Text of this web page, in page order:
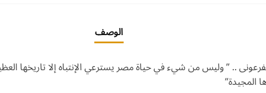
الوصف
.. ” وليس من شيء في حياة مصر يسترعي الإنتباه إلا تاريخها
المجيدة”